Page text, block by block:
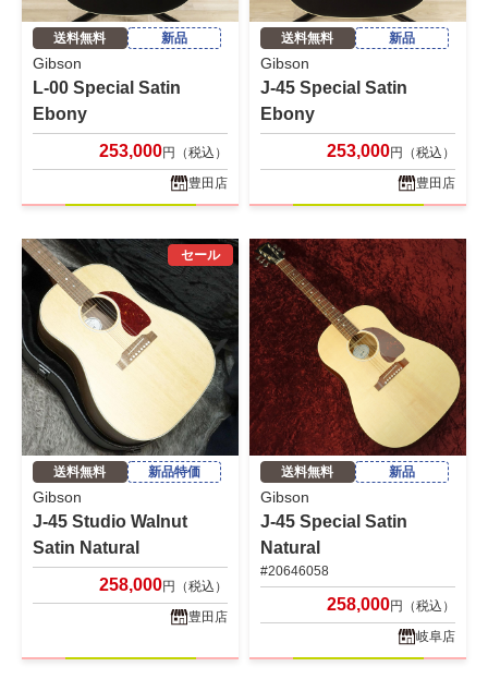
送料無料 新品
Gibson
L-00 Special Satin
Ebony
253,000円（税込）
豊田店
送料無料 新品
Gibson
J-45 Special Satin
Ebony
253,000円（税込）
豊田店
セール
送料無料 新品特価
Gibson
J-45 Studio Walnut
Satin Natural
258,000円（税込）
豊田店
送料無料 新品
Gibson
J-45 Special Satin
Natural
#20646058
258,000円（税込）
岐阜店